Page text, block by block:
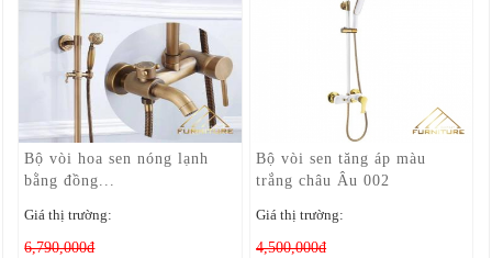
Bộ vòi hoa sen nóng lạnh
bằng đồng...
Giá thị trường:
6,790,000đ
Bộ vòi sen tăng áp màu
trắng châu Âu 002
Giá thị trường:
4,500,000đ